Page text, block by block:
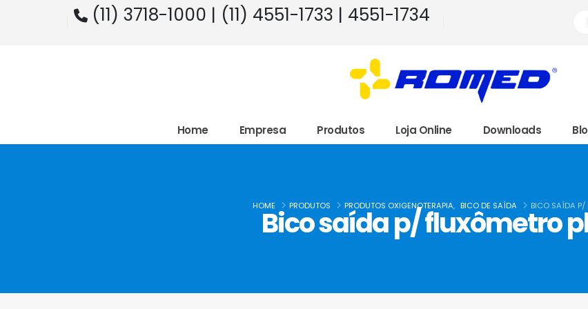
(11) 3718-1000 | (11) 4551-1733 | 4551-1734
Home Empresa Produtos Loja Online Downloads
HOME PRODUTOS PRODUTOS OXIGENOTERAPIA, BICO DE SAÍDA BICO SAÍDA P/
Bico saída p/ fluxômetro